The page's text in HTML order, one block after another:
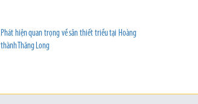
Phát hiện quan trọng về sân thiết triều tại Hoàng
thành Thăng Long